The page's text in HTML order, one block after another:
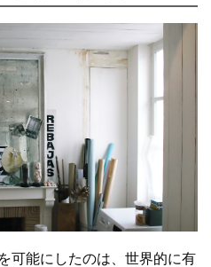
可能にしたのは、世界的に有